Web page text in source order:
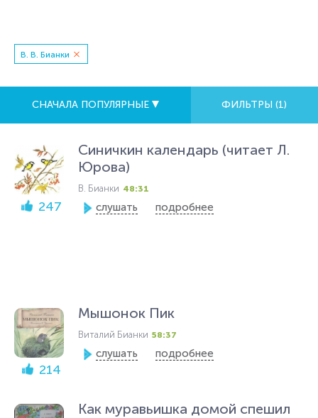
В. В. Бианки
СНАЧАЛА ПОПУЛЯРНЫЕ ФИЛЬТРЫ (1)
247
Синичкин календарь (читает Л.
Юрова)
В. Бианки 48:31
слушать подробнее
214
Мышонок Пик
Виталий Бианки 58:37
слушать подробнее
Как муравьишка домой спешил